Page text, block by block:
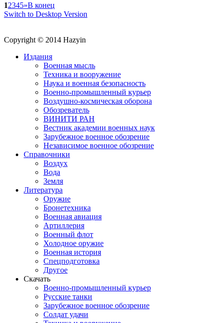
12345»В конец
Switch to Desktop Version
Copyright © 2014 Hazyin
Издания
Военная мысль
Техника и вооружение
Наука и военная безопасность
Военно-промышленный курьер
Воздушно-космическая оборона
Обозреватель
ВИНИТИ РАН
Вестник академии военных наук
Зарубежное военное обозрение
Независимое военное обозрение
Справочники
Воздух
Вода
Земля
Литература
Оружие
Бронетехника
Военная авиация
Артиллерия
Военный флот
Холодное оружие
Военная история
Спецподготовка
Другое
Скачать
Военно-промышленный курьер
Русские танки
Зарубежное военное обозрение
Солдат удачи